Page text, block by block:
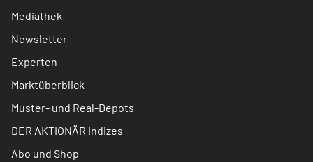
Mediathek
Newsletter
Experten
Marktüberblick
Muster- und Real-Depots
DER AKTIONÄR Indizes
Abo und Shop